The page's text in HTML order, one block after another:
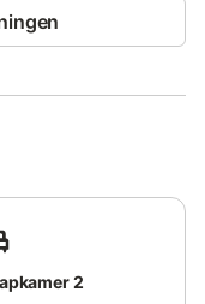
en biedt een
2